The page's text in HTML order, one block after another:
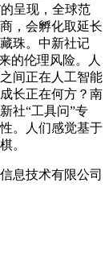
呈现，全球范
，会孵化取延长
珠。中新社记
的伦理风险。人
间正在人工智能
长正在何方？南
社“工具问”专
。人们感觉基于
。
息技术有限公司